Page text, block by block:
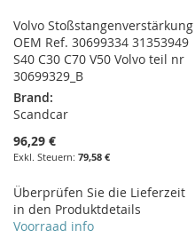
Volvo Stoßstangenverstärkung
OEM Ref. 30699334 31353949
S40 C30 C70 V50 Volvo teil nr
30699329_B
Brand:
Scandcar
96,29 €
79,58 €
Überprüfen Sie die Lieferzeit
in den Produktdetails
Voorraad info